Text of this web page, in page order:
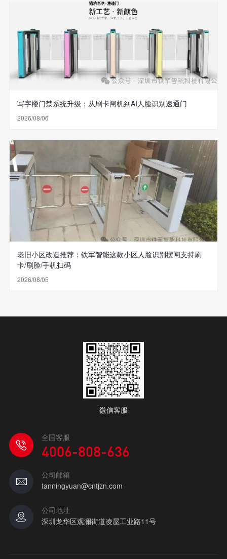
写字楼门禁系统升级：从刷卡闸机到AI人脸识别速通门
2026/08/06
老旧小区改造推荐：铁军智能这款小区人脸识别摆闸支持刷
卡/刷脸/手机扫码
2026/08/05
微信客服
全国客服
4006-808-636
公司邮箱
tanningyuan@cntjzn.com
公司地址
深圳龙华区观澜街道凌屋工业路11号